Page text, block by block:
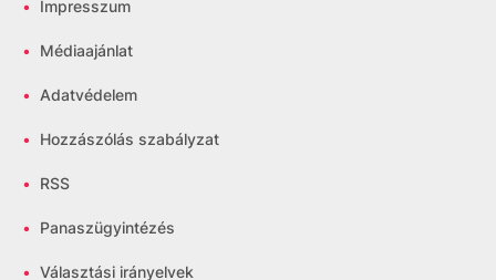
• Impresszum
• Médiaajánlat
• Adatvédelem
• Hozzászólás szabályzat
• RSS
• Panaszügyintézés
• Választási irányelvek